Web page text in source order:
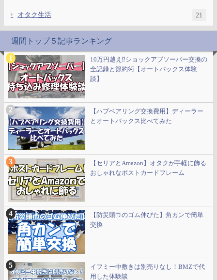
オタク生活 21
週間トップ５記事ランキング
10万円越え⁉ショックアブソーバー交換の
全記録と節約術【オートバックス体験
談】
【ハブベアリング交換費用】ディーラー
とオートバックス比べてみた
【セリアとAmazon】オタクが手軽に飾る
おしゃれなポストカードフレーム
【防災頭巾のゴム伸びた】角カンで簡単
交換
イフミー中敷きは別売りなし！BMZで代
用した体験談